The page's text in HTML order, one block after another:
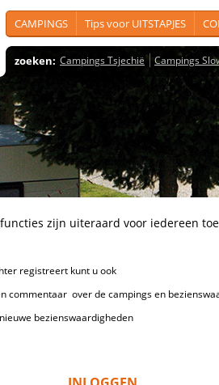
CAMPINGS Tips voor UITSTAPJES
zoeken: Campings Tsjechië Campings
zijn uiteraard voor iedereen
kunt u ook
over de campings en
bezienswaardigheden